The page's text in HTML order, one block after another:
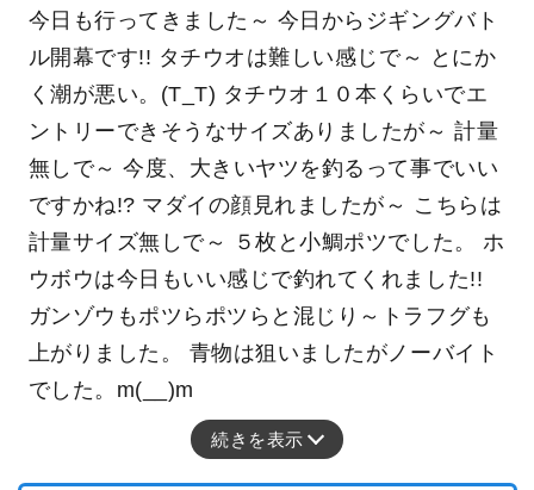
今日も行ってきました～ 今日からジギングバト
ル開幕です!! タチウオは難しい感じで～ とにか
く潮が悪い。(T_T) タチウオ１０本くらいでエ
ントリーできそうなサイズありましたが～ 計量
無しで～ 今度、大きいヤツを釣るって事でいい
ですかね!? マダイの顔見れましたが～ こちらは
計量サイズ無しで～ ５枚と小鯛ポツでした。 ホ
ウボウは今日もいい感じで釣れてくれました!!
ガンゾウもポツらポツらと混じり～トラフグも
上がりました。 青物は狙いましたがノーバイト
でした。m(__)m
続きを表示